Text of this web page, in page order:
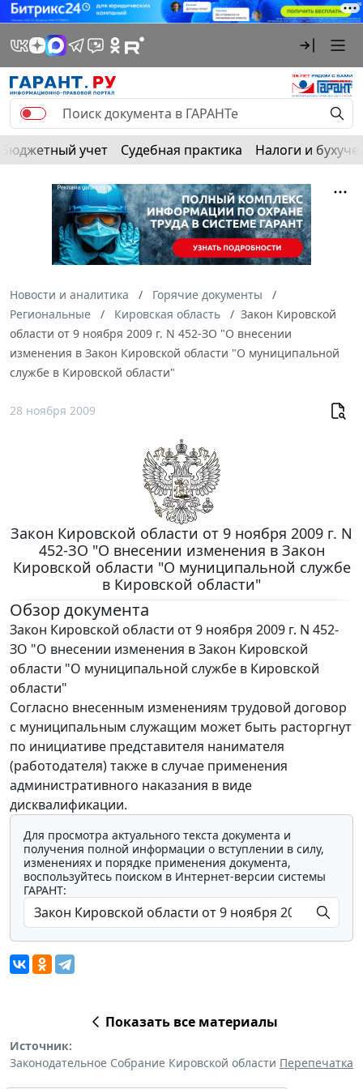
Бюджетный учет Судебная практика Налоги и
Новости и аналитика
Горячие документы
Региональные
Кировская область
Закон Кировской
области от 9 ноября 2009 г. N 452-ЗО "О внесении
изменения в Закон Кировской области "О муниципальной
службе в Кировской области"
28 ноября 2009
Закон Кировской области от 9 ноября 2009 г. N
452-ЗО "О внесении изменения в Закон
Кировской области "О муниципальной службе
в Кировской области"
Обзор документа
Закон Кировской области от 9 ноября 2009 г. N 452-
ЗО "О внесении изменения в Закон Кировской
области "О муниципальной службе в Кировской
области"
Согласно внесенным изменениям трудовой договор
с муниципальным служащим может быть расторгнут
по инициативе представителя нанимателя
(работодателя) также в случае применения
административного наказания в виде
дисквалификации.
Для просмотра актуального текста документа и
получения полной информации о вступлении в силу,
изменениях и порядке применения документа,
воспользуйтесь поиском в Интернет-версии системы
ГАРАНТ:
Показать все материалы
Источник:
Законодательное Собрание Кировской области Перепечатка